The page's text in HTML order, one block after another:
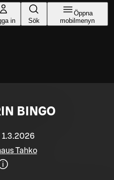
in Sök
Öppna
mobilmenyn
BINGO
1.3.2026
Tahko